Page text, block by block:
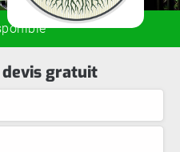
devis gratuit